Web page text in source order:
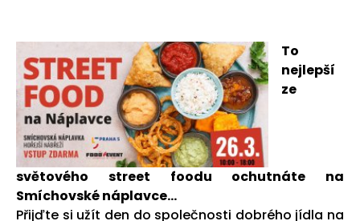
To
nejlepší
ze
světového street foodu ochutnáte na
Smíchovské náplavce…
Přijďte si užít den do společnosti dobrého jídla na